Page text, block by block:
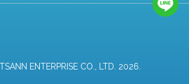
ENTERPRISE CO., LTD. 2026.